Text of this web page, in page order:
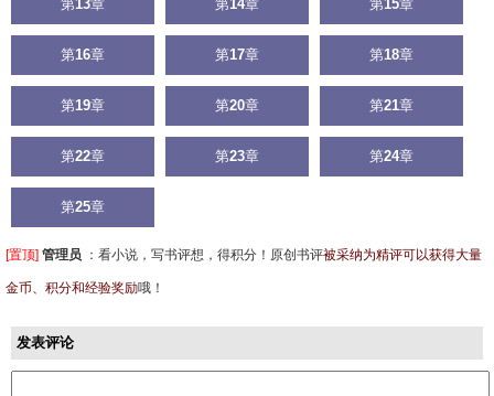
第13章 第14章 第15章
第16章 第17章 第18章
第19章 第20章 第21章
第22章 第23章 第24章
第25章
[置顶] 管理员 ： 看小说，写书评想，得积分！原创书评被采纳为精评可以获得大量
金币、积分和经验奖励哦！
发表评论